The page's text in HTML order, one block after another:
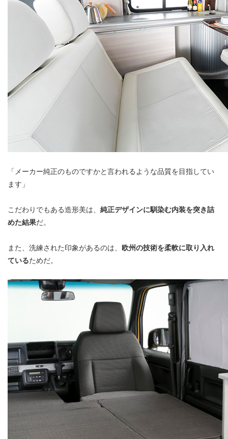
「メーカー純正のものですかと言われるような品質を目指してい
ます」
こだわりでもある造形美は、 純正デザインに馴染む内装を突き詰
めた結果だ。
また、洗練された印象があるのは、 欧州の技術を柔軟に取り入れ
ているためだ。